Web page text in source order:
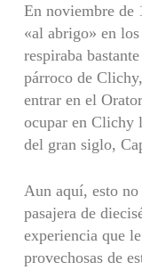
En noviembre de
«al abrigo» en
respiraba
párroco de
entrar en el
ocupar en Clichy
del gran siglo,
Aun aquí, esto
pasajera de
experiencia que
provechosas de